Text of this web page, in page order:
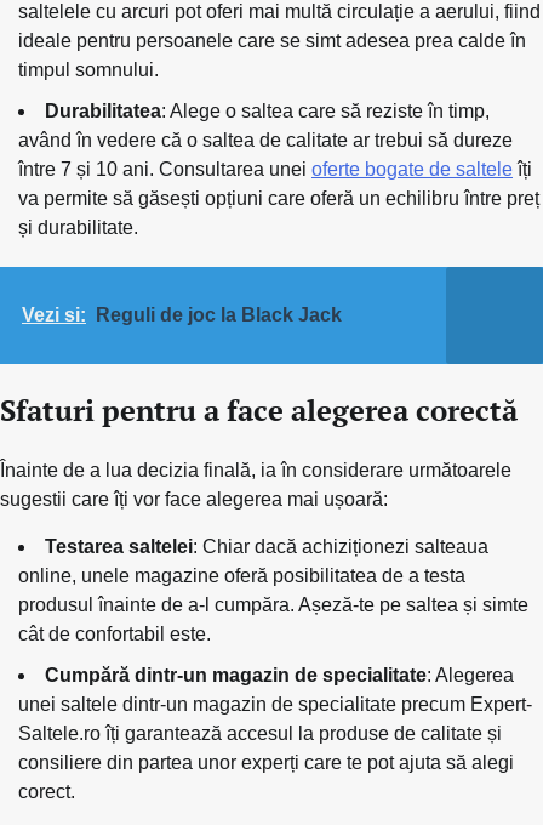
saltelele cu arcuri pot oferi mai multă circulație a aerului, fiind
ideale pentru persoanele care se simt adesea prea calde în
timpul somnului.
Durabilitatea: Alege o saltea care să reziste în timp,
având în vedere că o saltea de calitate ar trebui să dureze
între 7 și 10 ani. Consultarea unei oferte bogate de salteleîți
va permite să găsești opțiuni care oferă un echilibru între preț
și durabilitate.
Vezi si: Reguli de joc la Black Jack
Sfaturi pentru a face alegerea corectă
Înainte de a lua decizia finală, ia în considerare următoarele
sugestii care îți vor face alegerea mai ușoară:
Testarea saltelei: Chiar dacă achiziționezi salteaua
online, unele magazine oferă posibilitatea de a testa
produsul înainte de a-l cumpăra. Așeză-te pe saltea și simte
cât de confortabil este.
Cumpără dintr-un magazin de specialitate: Alegerea
unei saltele dintr-un magazin de specialitate precum Expert-
Saltele.ro îți garantează accesul la produse de calitate și
consiliere din partea unor experți care te pot ajuta să alegi
corect.